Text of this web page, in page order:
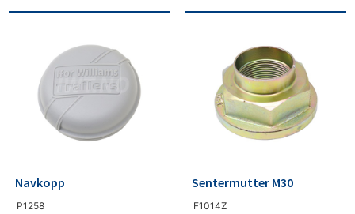
P1258
Navkopp
F1014Z
Sentermutter M30